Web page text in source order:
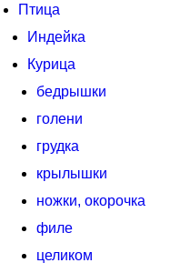
Птица
Индейка
Курица
бедрышки
голени
грудка
крылышки
ножки, окорочка
филе
целиком